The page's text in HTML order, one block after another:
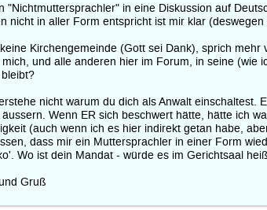
"Nichtmuttersprachler" in eine Diskussion auf
nicht in aller Form entspricht ist mir klar
Kirchengemeinde (Gott sei Dank), sprich
und alle anderen hier im Forum, in seine
nicht warum du dich als Anwalt
Wenn ER sich beschwert hätte, hätte ich
(auch wenn ich es hier indirekt getan habe,
dass mir ein Muttersprachler in einer Form
Wo ist dein Mandat - würde es im Gerichtsaal
Gruß